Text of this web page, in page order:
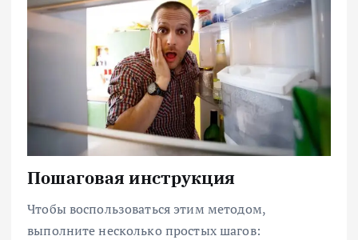
Пошаговая инструкция
Чтобы воспользоваться этим методом,
выполните несколько простых шагов: